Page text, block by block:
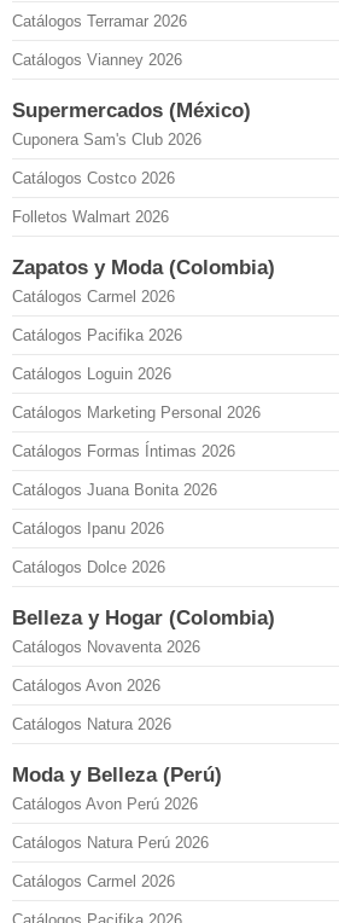
Catálogos Terramar 2026
Catálogos Vianney 2026
Supermercados (México)
Cuponera Sam's Club 2026
Catálogos Costco 2026
Folletos Walmart 2026
Zapatos y Moda (Colombia)
Catálogos Carmel 2026
Catálogos Pacifika 2026
Catálogos Loguin 2026
Catálogos Marketing Personal 2026
Catálogos Formas Íntimas 2026
Catálogos Juana Bonita 2026
Catálogos Ipanu 2026
Catálogos Dolce 2026
Belleza y Hogar (Colombia)
Catálogos Novaventa 2026
Catálogos Avon 2026
Catálogos Natura 2026
Moda y Belleza (Perú)
Catálogos Avon Perú 2026
Catálogos Natura Perú 2026
Catálogos Carmel 2026